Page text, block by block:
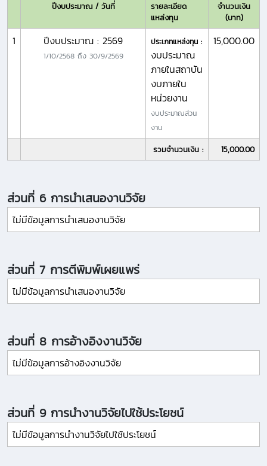
ปีงบประมาณ / วันที่
รายละเอียด
แหล่งทุน
จำนวนเงิน
(บาท)
1 ปีงบประมาณ : 2569
1/10/2568ถึง 30/9/2569
ประเภทแหล่งทุน :
งบประมาณ
ภายในสถาบัน
งบภายใน
หน่วยงาน
งบประมาณส่วน
งาน
15,000.00
รวมจำนวนเงิน : 15,000.00
ส่วนที่ 6 การนำเสนองานวิจัย
ไม่มีข้อมูลการนำเสนองานวิจัย
ส่วนที่ 7 การตีพิมพ์เผยแพร่
ไม่มีข้อมูลการนำเสนองานวิจัย
ส่วนที่ 8 การอ้างอิงงานวิจัย
ไม่มีข้อมูลการอ้างอิงงานวิจัย
ส่วนที่ 9 การนำงานวิจัยไปใช้ประโยชน์
ไม่มีข้อมูลการนำงานวิจัยไปใช้ประโยชน์